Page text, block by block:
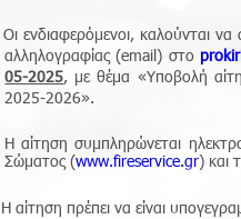
Οι ενδιαφερόμενοι, καλούνται
αλληλογραφίας (email) στο
05-2025, με θέμα «Υποβολή
2025-2026».
Η αίτηση συμπληρώνεται
Σώματος (www.fireservice.gr) και
Η αίτηση πρέπει να είναι